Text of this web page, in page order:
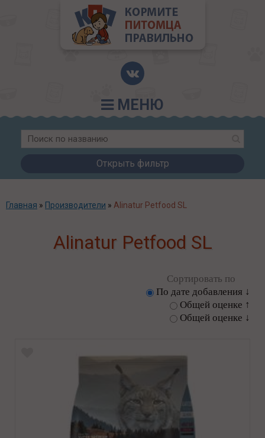
МЕНЮ
Открыть фильтр
Главная » Производители » Alinatur Petfood SL
Alinatur Petfood SL
Сортировать по
По дате добавления ↓
Общей оценке ↑
Общей оценке ↓